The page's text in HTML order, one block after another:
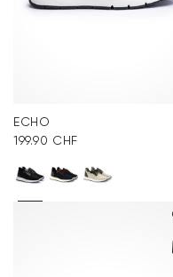
ECHO
199.90 CHF